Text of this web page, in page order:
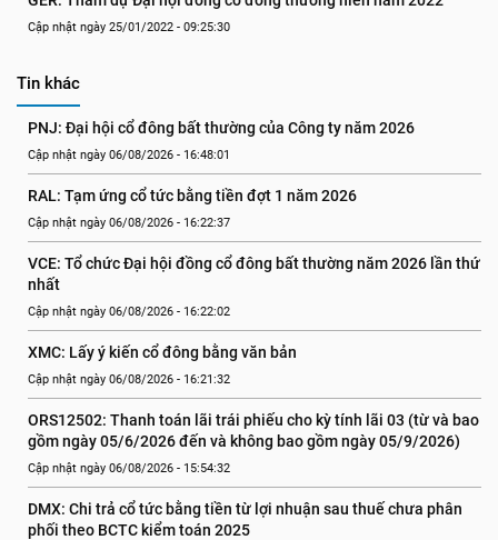
Cập nhật ngày 25/01/2022 - 09:25:30
Tin khác
PNJ: Đại hội cổ đông bất thường của Công ty năm 2026
Cập nhật ngày 06/08/2026 - 16:48:01
RAL: Tạm ứng cổ tức bằng tiền đợt 1 năm 2026
Cập nhật ngày 06/08/2026 - 16:22:37
VCE: Tổ chức Đại hội đồng cổ đông bất thường năm 2026 lần thứ
nhất
Cập nhật ngày 06/08/2026 - 16:22:02
XMC: Lấy ý kiến cổ đông bằng văn bản
Cập nhật ngày 06/08/2026 - 16:21:32
ORS12502: Thanh toán lãi trái phiếu cho kỳ tính lãi 03 (từ và bao
gồm ngày 05/6/2026 đến và không bao gồm ngày 05/9/2026)
Cập nhật ngày 06/08/2026 - 15:54:32
DMX: Chi trả cổ tức bằng tiền từ lợi nhuận sau thuế chưa phân
phối theo BCTC kiểm toán 2025